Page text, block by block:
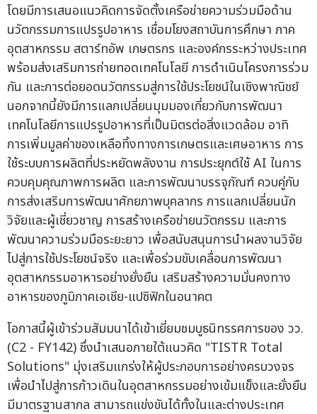
โดยมีการเสนอแนวคิดการจัดตั้งเครือข่ายความร่วมมือด้าน
นวัตกรรมการแปรรูปอาหาร เชื่อมโยงสถาบันการศึกษา ภาค
อุตสาหกรรม สตาร์ทอัพ เกษตรกร และองค์กรระหว่างประเทศ
พร้อมส่งเสริมการถ่ายทอดเทคโนโลยี การดำเนินโครงการร่วม
กัน และการต่อยอดนวัตกรรมสู่การใช้ประโยชน์ในเชิงพาณิชย์
นอกจากนี้ยังมีการแลกเปลี่ยนมุมมองเกี่ยวกับการพัฒนา
เทคโนโลยีการแปรรูปอาหารที่เป็นมิตรต่อสิ่งแวดล้อม อาทิ
การเพิ่มมูลค่าของเหลือทิ้งทางการเกษตรและเศษอาหาร การ
ใช้ระบบการผลิตที่ประหยัดพลังงาน การประยุกต์ใช้ AI ในการ
ควบคุมคุณภาพการผลิต และการพัฒนาบรรจุภัณฑ์ ควบคู่กับ
การส่งเสริมการพัฒนาศักยภาพบุคลากร การแลกเปลี่ยนนัก
วิจัยและผู้เชี่ยวชาญ การสร้างเครือข่ายนวัตกรรม และการ
พัฒนาความร่วมมือระยะยาว เพื่อสนับสนุนการนำผลงานวิจัย
ไปสู่การใช้ประโยชน์จริง และเพื่อร่วมขับเคลื่อนการพัฒนา
อุตสาหกรรมอาหารอย่างยั่งยืน เสริมสร้างความมั่นคงทาง
อาหารของภูมิภาคเอเชีย-แปซิฟิกในอนาคต
โอกาสนี้ผู้เข้าร่วมสัมมนาได้เข้าเยี่ยมชมบูธนิทรรศการของ วว.
(C2 - FY142) ซึ่งนำเสนอภายใต้แนวคิด "TISTR Total
Solutions" มุ่งเสริมแกร่งให้ผู้ประกอบการอย่างครบวงจร
เพื่อนำไปสู่การก้าวเดินในอุตสาหกรรมอย่างเข้มแข็งและยั่งยืน
มีมาตรฐานสากล สามารถแข่งขันได้ทั้งในและต่างประเทศ